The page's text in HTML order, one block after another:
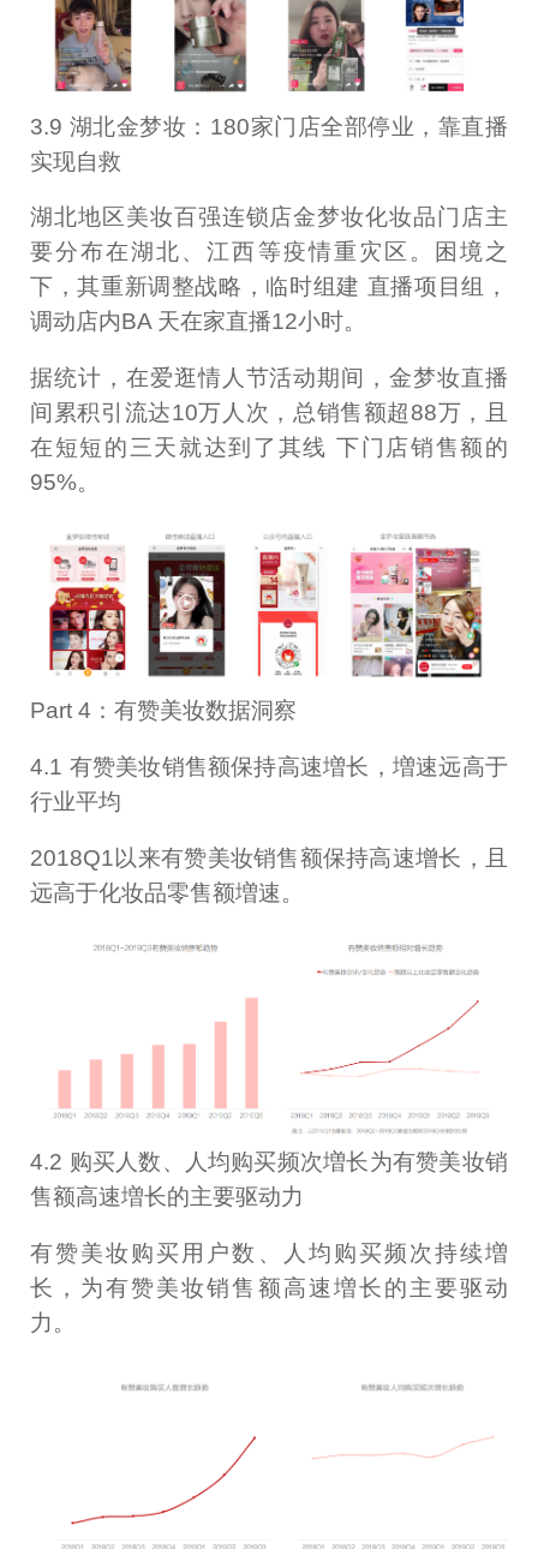
3.9 湖北金梦妆：180家门店全部停业，靠直播
实现自救
湖北地区美妆百强连锁店金梦妆化妆品门店主
要分布在湖北、江西等疫情重灾区。困境之
下，其重新调整战略，临时组建 直播项目组，
调动店内BA 天在家直播12小时。
据统计，在爱逛情人节活动期间，金梦妆直播
间累积引流达10万人次，总销售额超88万，且
在短短的三天就达到了其线 下门店销售额的
95%。
Part 4：有赞美妆数据洞察
4.1 有赞美妆销售额保持高速増长，増速远高于
行业平均
2018Q1以来有赞美妆销售额保持高速增长，且
远高于化妆品零售额増速。
4.2 购买人数、人均购买频次増长为有赞美妆销
售额高速増长的主要驱动力
有赞美妆购买用户数、人均购买频次持续増
长，为有赞美妆销售额高速増长的主要驱动
力。